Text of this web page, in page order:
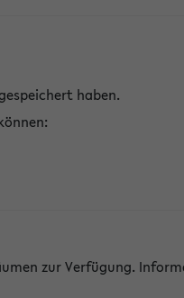
haben.
zur Verfügung.